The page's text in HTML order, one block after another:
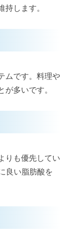
します。
ムです。料理や
多いです。
りも優先してい
良い脂肪酸を